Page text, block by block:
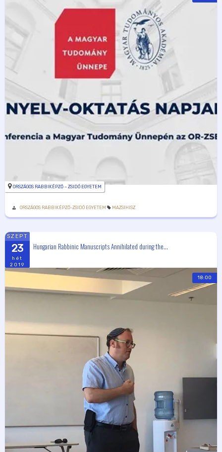
ORSZÁGOS RABBIKÉPZŐ – ZSIDÓ EGYETEM
ORSZÁGOS RABBIKÉPZŐ-ZSIDÓ EGYETEM MAZSIHISZ
SZEPT
23
hét
2019
Hungarian Rabbinic Manuscripts Annihilated during the...
18:00